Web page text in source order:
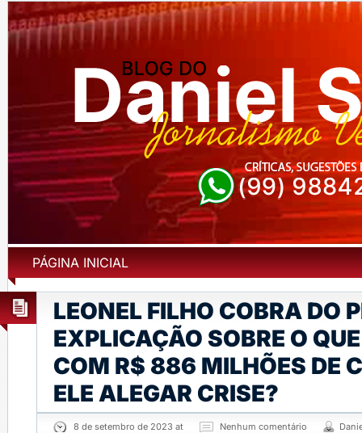
PÁGINA INICIAL
LEONEL FILHO COBRA DO
EXPLICAÇÃO SOBRE O
COM R$ 886 MILHÕES DE
ELE ALEGAR CRISE?
8 de setembro de 2023 at Nenhum comentário